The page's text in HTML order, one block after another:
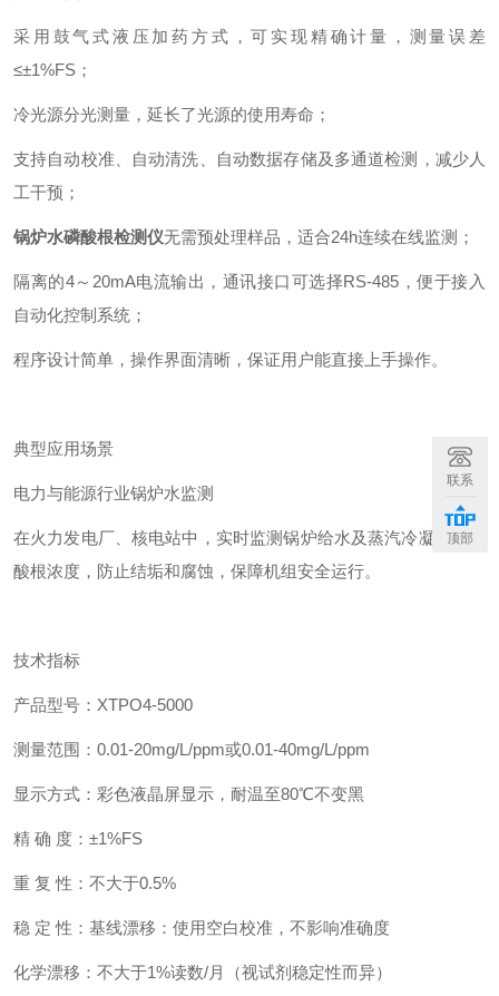
采用鼓气式液压加药方式，可实现精确计量，测量误差
≤±1%FS；
冷光源分光测量，延长了光源的使用寿命；
支持自动校准、自动清洗、自动数据存储及多通道检测，减少人
工干预；
锅炉水磷酸根检测仪无需预处理样品，适合24h连续在线监测；
隔离的4～20mA电流输出，通讯接口可选择RS-485，便于接入
自动化控制系统；
程序设计简单，操作界面清晰，保证用户能直接上手操作。
典型应用场景
电力与能源行业锅炉水监测
在火力发电厂、核电站中，实时监测锅炉给水及蒸汽冷凝水的磷
酸根浓度，防止结垢和腐蚀，保障机组安全运行。
技术指标
产品型号：XTPO4-5000
测量范围：0.01-20mg/L/ppm或0.01-40mg/L/ppm
显示方式：彩色液晶屏显示，耐温至80℃不变黑
精 确 度：±1%FS
重 复 性：不大于0.5%
稳 定 性：基线漂移：使用空白校准，不影响准确度
化学漂移：不大于1%读数/月（视试剂稳定性而异）
联系
顶部